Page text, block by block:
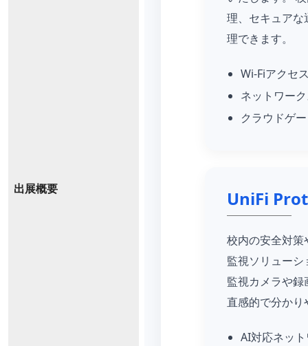
出展概要
理、セキュア
理できます。
Wi-Fiアクセ
ネットワー
クラウドゲ
UniFi
校内の安全対
監視ソリュー
監視カメラや
直感的で分か
AI対応ネッ